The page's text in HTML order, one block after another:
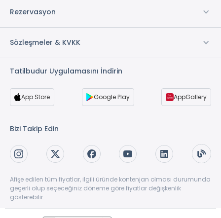
Rezervasyon
Sözleşmeler & KVKK
Tatilbudur Uygulamasını İndirin
App Store Google Play AppGallery
Bizi Takip Edin
Afişe edilen tüm fiyatlar, ilgili üründe kontenjan olması durumunda
geçerli olup seçeceğiniz döneme göre fiyatlar değişkenlik
gösterebilir.